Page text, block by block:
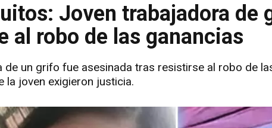
Joven trabajadora de
al robo de las ganancias
de un grifo fue asesinada tras resistirse al robo de
la joven exigieron justicia.